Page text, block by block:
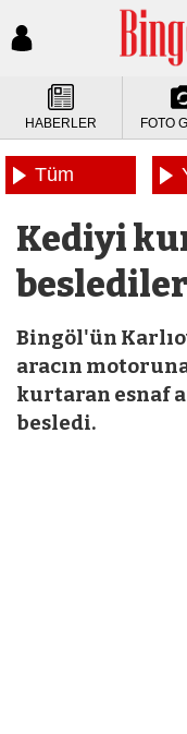
HABERLER FOTO
Tüm
Kediyi
beslediler
Bingöl'ün
aracın
kurtaran esnaf
besledi.